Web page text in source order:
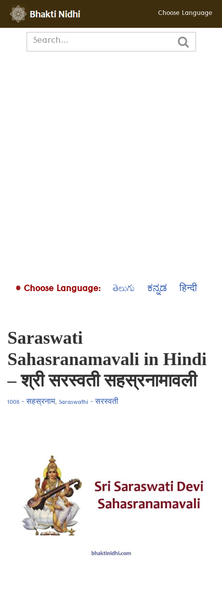
छोड़कर
Choose Language
# Choose Language: తెలుగు ಕನ್ನಡ हिन्दी
Saraswati
Sahasranamavali in Hindi
– श्री सरस्वती सहस्रनामावली
1008 - सहस्रनाम, Saraswathi - सरस्वती